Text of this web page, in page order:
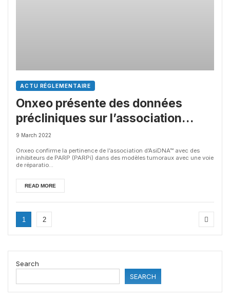
ACTU RÉGLEMENTAIRE
Onxeo présente des données
précliniques sur l’association
AsiDNA et inhibiteurs de PARP
dans les tumeurs HRP
9 March 2022
Onxeo confirme la pertinence de l’association d’AsiDNA™ avec des
inhibiteurs de PARP (PARPi) dans des modèles tumoraux avec une voie
de réparatio...
READ MORE
1 2
Search
SEARCH